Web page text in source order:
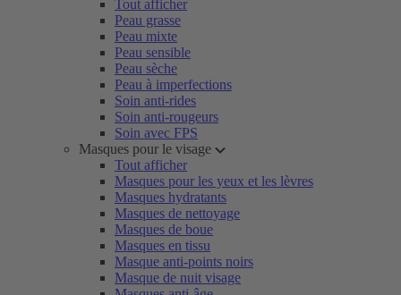
Tout afficher
Peau grasse
Peau mixte
Peau sensible
Peau sèche
Peau à imperfections
Soin anti-rides
Soin anti-rougeurs
Soin avec FPS
Masques pour le visage
Tout afficher
Masques pour les yeux et les lèvres
Masques hydratants
Masques de nettoyage
Masques de boue
Masques en tissu
Masque anti-points noirs
Masque de nuit visage